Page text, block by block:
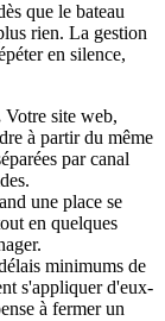
que le bateau
rien. La gestion
en silence,
Votre site web,
à partir du même
par canal
une place se
en quelques
minimums de
s'appliquer d'eux-
à fermer un